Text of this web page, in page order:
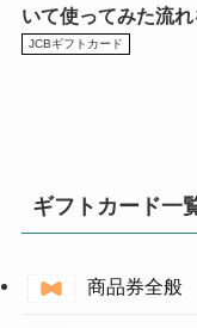
いて使ってみた流
JCBギフトカード
ギフトカード一
商品券全般